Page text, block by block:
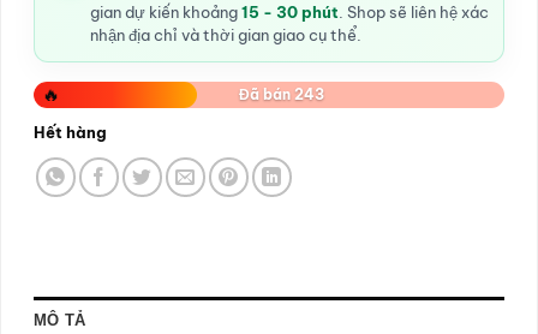
gian dự kiến khoảng15 - 30 phút . Shop sẽ liên hệ xác
nhận địa chỉ và thời gian giao cụ thể.
🔥 Đã bán 243
Hết hàng
MÔ TẢ